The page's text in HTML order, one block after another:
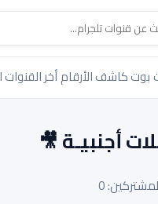
بوت كاشف الأرقامأخر
أجنبيـة 🎥
0